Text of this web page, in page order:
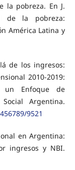
la pobreza. En J.
de la pobreza:
América Latina y
de los ingresos:
2010-2019:
un Enfoque de
Argentina.
9521
en Argentina:
ingresos y NBI.